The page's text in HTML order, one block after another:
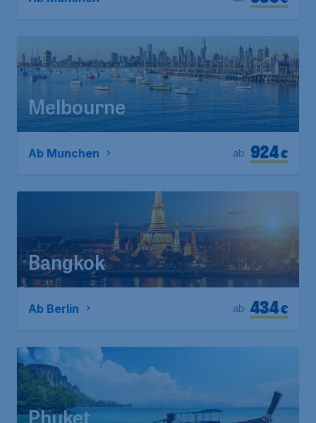
Melbourne
Ab Munchen €
924
ab
Bangkok
Ab Berlin €
434
ab